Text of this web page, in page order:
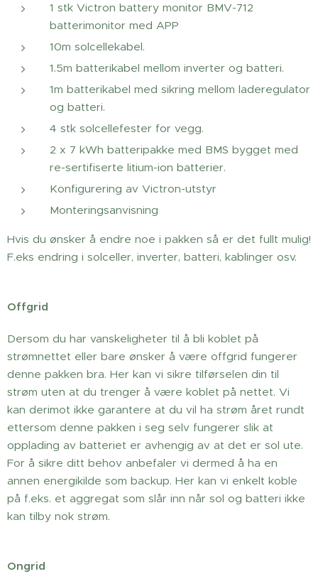
1 stk Victron battery monitor BMV-712
batterimonitor med APP
10m solcellekabel.
1.5m batterikabel mellom inverter og batteri.
1m batterikabel med sikring mellom laderegulator
og batteri.
4 stk solcellefester for vegg.
2 x 7 kWh batteripakke med BMS bygget med
re-sertifiserte litium-ion batterier.
Konfigurering av Victron-utstyr
Monteringsanvisning
Hvis du ønsker å endre noe i pakken så er det fullt mulig!
F.eks endring i solceller, inverter, batteri, kablinger osv.
Offgrid
Dersom du har vanskeligheter til å bli koblet på
strømnettet eller bare ønsker å være offgrid fungerer
denne pakken bra. Her kan vi sikre tilførselen din til
strøm uten at du trenger å være koblet på nettet. Vi
kan derimot ikke garantere at du vil ha strøm året rundt
ettersom denne pakken i seg selv fungerer slik at
opplading av batteriet er avhengig av at det er sol ute.
For å sikre ditt behov anbefaler vi dermed å ha en
annen energikilde som backup. Her kan vi enkelt koble
på f.eks. et aggregat som slår inn når sol og batteri ikke
kan tilby nok strøm.
Ongrid